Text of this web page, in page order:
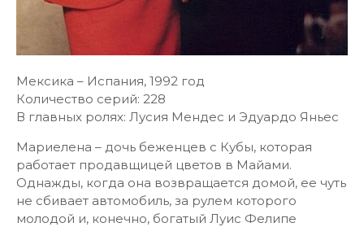
Мексика – Испания, 1992 год
Количество серий: 228
В главных ролях: Лусия Мендес и Эдуардо Яньес
Мариелена – дочь беженцев с Кубы, которая
работает продавщицей цветов в Майами.
Однажды, когда она возвращается домой, ее чуть
не сбивает автомобиль, за рулем которого
молодой и, конечно, богатый Луис Фелипе